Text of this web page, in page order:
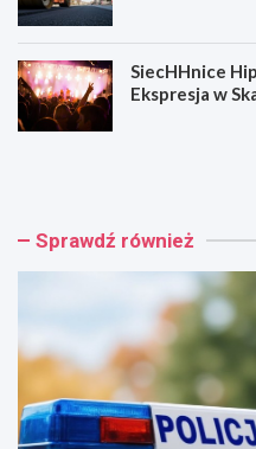
SiecHHnice
Ekspresja w
Z
r
a
z
u
T
a
p
r
ó
Sprawdź również